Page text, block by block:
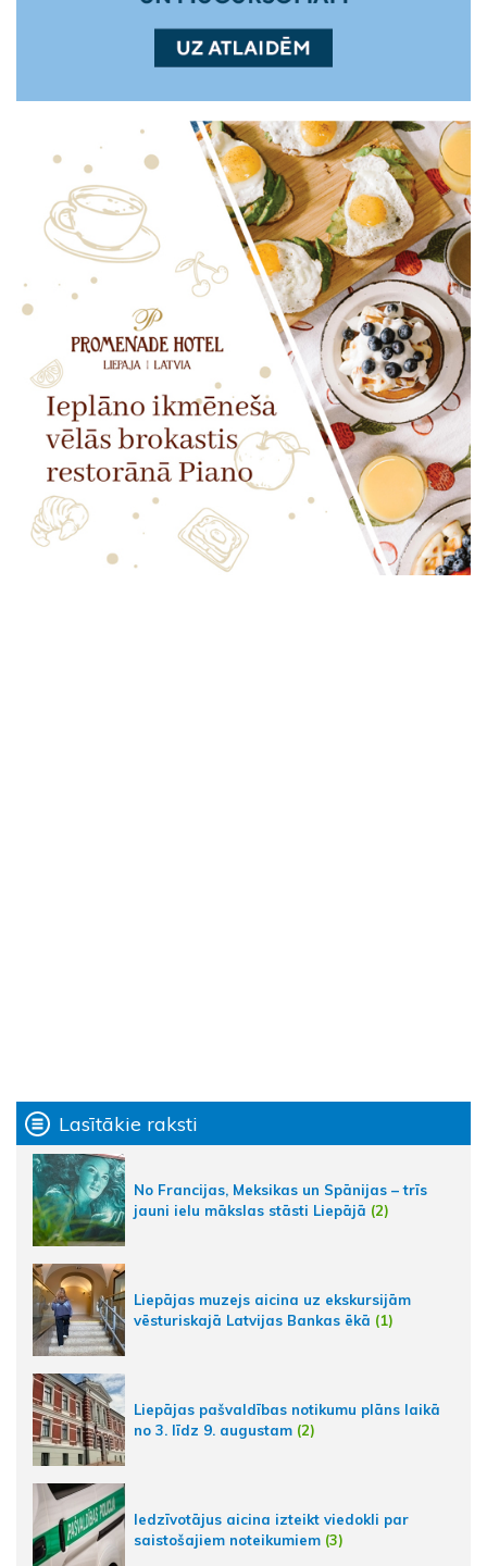
Lasītākie raksti
No Francijas, Meksikas un Spānijas – trīs
jauni ielu mākslas stāsti Liepājā (2)
Liepājas muzejs aicina uz ekskursijām
vēsturiskajā Latvijas Bankas ēkā (1)
Liepājas pašvaldības notikumu plāns laikā
no 3. līdz 9. augustam (2)
Iedzīvotājus aicina izteikt viedokli par
saistošajiem noteikumiem (3)